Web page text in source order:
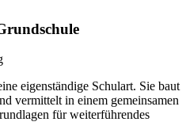
eigenständige Schulart. Sie baut
vermittelt in einem gemeinsamen
für weiterführendes